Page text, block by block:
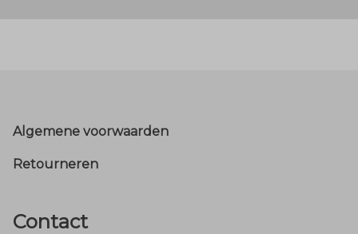
Footer
Algemene voorwaarden
Retourneren
Contact